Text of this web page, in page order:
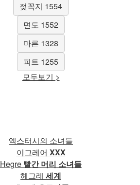
젖꼭지 1554
면도 1552
마른 1328
피트 1255
모두보기 >
엑스터시의 소녀들
이그레어 XXX
Hegre 빨간 머리 소녀들
헤그레 세계